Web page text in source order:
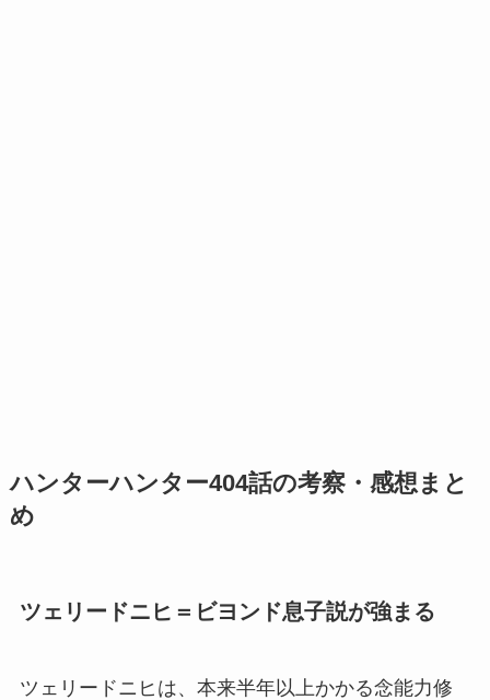
ハンターハンター404話の考察・感想まと
め
ツェリードニヒ＝ビヨンド息子説が強まる
ツェリードニヒは、本来半年以上かかる念能力修